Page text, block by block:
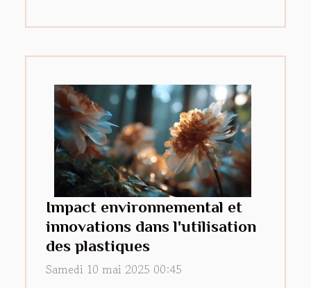
Impact environnemental et
innovations dans l'utilisation
des plastiques
Samedi 10 mai 2025 00:45